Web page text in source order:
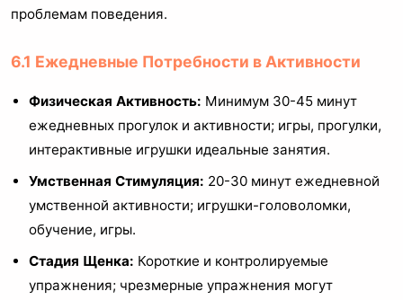
проблемам поведения.
6.1 Ежедневные Потребности в Активности
Физическая Активность: Минимум 30-45 минут
ежедневных прогулок и активности; игры, прогулки,
интерактивные игрушки идеальные занятия.
Умственная Стимуляция: 20-30 минут ежедневной
умственной активности; игрушки-головоломки,
обучение, игры.
Стадия Щенка: Короткие и контролируемые
упражнения; чрезмерные упражнения могут